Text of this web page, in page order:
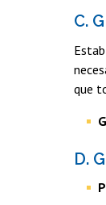
C.
que
D.